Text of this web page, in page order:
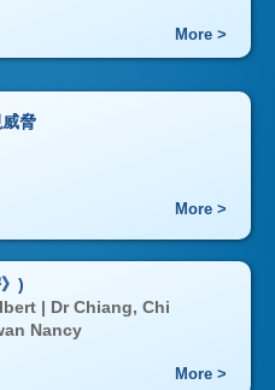
More >
脅
More >
)
| Dr Chiang, Chi
Nancy
More >